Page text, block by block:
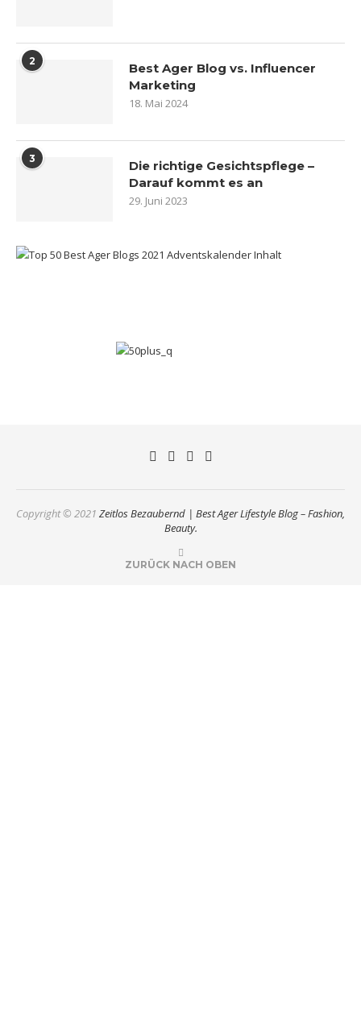
2
Best Ager Blog vs. Influencer
Marketing
18. Mai 2024
3
Die richtige Gesichtspflege –
Darauf kommt es an
29. Juni 2023
Copyright © 2021 Zeitlos Bezaubernd | Best Ager Lifestyle Blog – Fashion,
Beauty.
ZURÜCK NACH OBEN